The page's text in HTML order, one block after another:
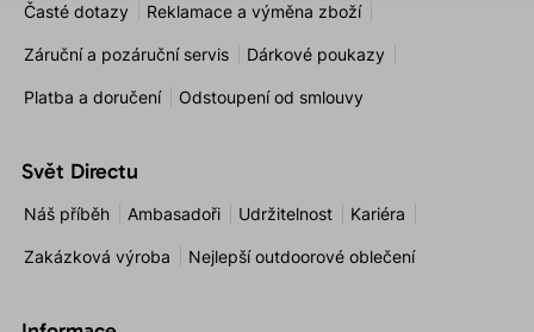
Časté dotazy Reklamace a výměna zboží
Záruční a pozáruční servis Dárkové poukazy
Platba a doručení Odstoupení od smlouvy
Svět Directu
Náš příběh Ambasadoři Udržitelnost Kariéra
Zakázková výroba Nejlepší outdoorové oblečení